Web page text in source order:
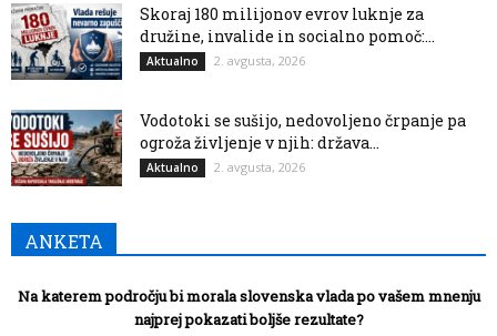
Skoraj 180 milijonov evrov luknje za
družine, invalide in socialno pomoč:...
Aktualno 2. avgusta, 2026
Vodotoki se sušijo, nedovoljeno črpanje pa
ogroža življenje v njih: država...
Aktualno 2. avgusta, 2026
ANKETA
Na katerem področju bi morala slovenska vlada po vašem mnenju
najprej pokazati boljše rezultate?